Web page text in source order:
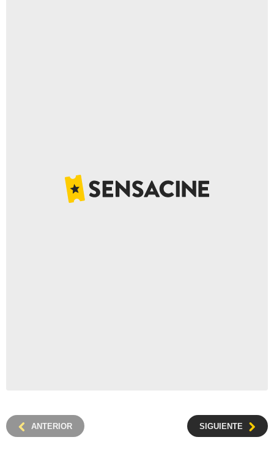
ANTERIOR SIGUIENTE